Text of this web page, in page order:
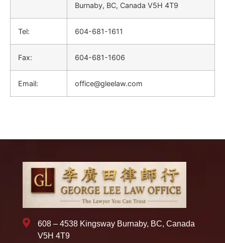
Burnaby, BC, Canada V5H 4T9
Tel: 604-681-1611
Fax: 604-681-1606
Email: office@gleelaw.com
608 – 4538 Kingsway Burnaby, BC, Canada
V5H 4T9